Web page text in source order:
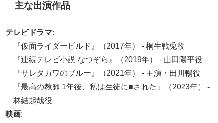
主な出演作品
テレビドラマ:
『仮面ライダービルド』（2017年） - 桐生戦兎役
『連続テレビ小説 なつぞら』（2019年） - 山田陽平役
『サレタガワのブルー』（2021年） - 主演・田川暢役
『最高の教師 1年後、私は生徒に■された』（2023年） -
林結起哉役
映画: